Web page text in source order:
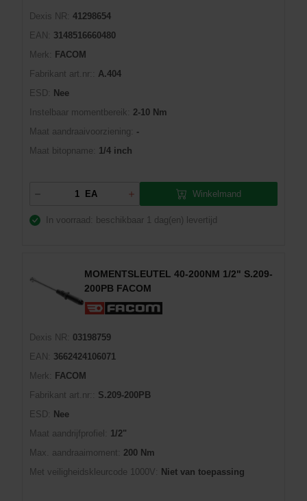
Dexis NR: 41298654
EAN:
3148516660480
Merk:
FACOM
Fabrikant art.nr::
A.404
ESD:
Nee
Instelbaar momentbereik: 2-10 Nm
Maat aandraaivoorziening:
-
Maat bitopname:
1/4 inch
EA Winkelmand
In voorraad: beschikbaar 1 dag(en) levertijd
MOMENTSLEUTEL 40-200NM 1/2" S.209-
200PB FACOM
Dexis NR:
03198759
EAN:
3662424106071
Merk:
FACOM
Fabrikant art.nr::
S.209-200PB
ESD:
Nee
Maat aandrijfprofiel:
1/2"
Max. aandraaimoment: 200 Nm
Met veiligheidskleurcode 1000V:
Niet van toepassing